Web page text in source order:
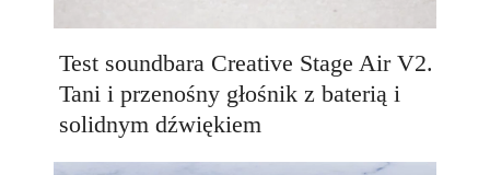
Test soundbara Creative Stage Air V2.
Tani i przenośny głośnik z baterią i
solidnym dźwiękiem